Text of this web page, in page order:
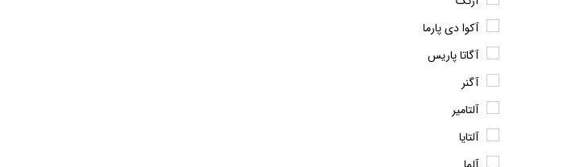
آکوا دی پارما
آگاتا پاریس
آگنر
آلتامیر
آلتایا